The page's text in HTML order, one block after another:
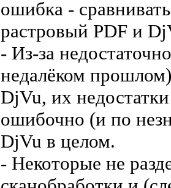
ошибка -
растровый PDF и
- Из-за
недалёком
DjVu, их
ошибочно (и по
DjVu в целом.
- Некоторые не